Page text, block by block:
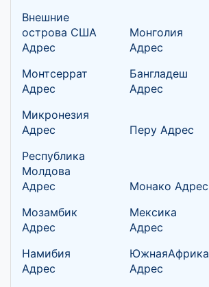
Внешние
острова США
Адрес
Монголия
Адрес
Монтсеррат
Адрес
Бангладеш
Адрес
Микронезия
Адрес
Перу Адрес
Республика
Молдова
Адрес
Монако Адрес
Мозамбик
Адрес
Мексика
Адрес
Намибия
Адрес
ЮжнаяАфрика
Адрес